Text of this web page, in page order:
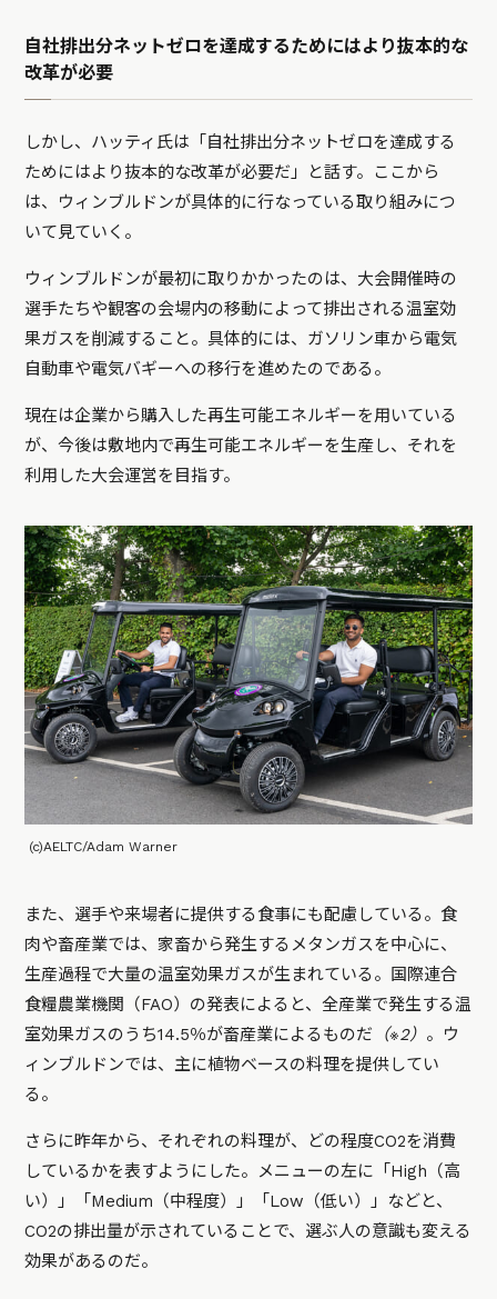
自社排出分ネットゼロを達成するためにはより抜本的な
改革が必要
しかし、ハッティ氏は「自社排出分ネットゼロを達成する
ためにはより抜本的な改革が必要だ」と話す。ここから
は、ウィンブルドンが具体的に行なっている取り組みにつ
いて見ていく。
ウィンブルドンが最初に取りかかったのは、大会開催時の
選手たちや観客の会場内の移動によって排出される温室効
果ガスを削減すること。具体的には、ガソリン車から電気
自動車や電気バギーへの移行を進めたのである。
現在は企業から購入した再生可能エネルギーを用いている
が、今後は敷地内で再生可能エネルギーを生産し、それを
利用した大会運営を目指す。
(c)AELTC/Adam Warner
また、選手や来場者に提供する食事にも配慮している。食
肉や畜産業では、家畜から発生するメタンガスを中心に、
生産過程で大量の温室効果ガスが生まれている。国際連合
食糧農業機関（FAO）の発表によると、全産業で発生する温
室効果ガスのうち14.5％が畜産業によるものだ （※2） 。ウ
ィンブルドンでは、主に植物ベースの料理を提供してい
る。
さらに昨年から、それぞれの料理が、どの程度CO2を消費
しているかを表すようにした。メニューの左に「High（高
い）」「Medium（中程度）」「Low（低い）」などと、
CO2の排出量が示されていることで、選ぶ人の意識も変える
効果があるのだ。